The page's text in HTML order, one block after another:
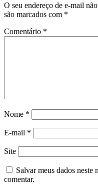
O seu endereço de e-mail
são marcados com *
Comentário *
Nome *
E-mail *
Site
Salvar meus dados neste
comentar.